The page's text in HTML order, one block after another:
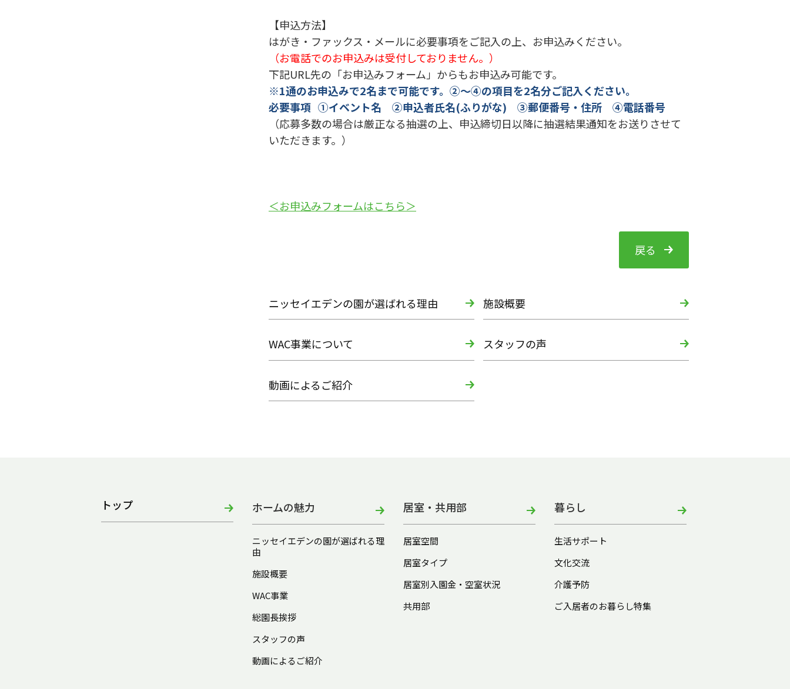
【申込方法】
はがき・ファックス・メールに必要事項をご記入の上、お申込みください。
（お電話でのお申込みは受付しておりません。）
下記URL先の「お申込みフォーム」からもお申込み可能です。
※1通のお申込みで2名まで可能です。②～④の項目を2名分ご記入ください。
必要事項 ①イベント名 ②申込者氏名(ふりがな) ③郵便番号・住所 ④電話番号
（応募多数の場合は厳正なる抽選の上、申込締切日以降に抽選結果通知をお送りさせて
いただきます。）
＜お申込みフォームはこちら＞
戻る
ニッセイエデンの園が選ばれる理由 施設概要
WAC事業について スタッフの声
動画によるご紹介
トップ ホームの魅力
ニッセイエデンの園が選ばれる理
由
施設概要
WAC事業
総園長挨拶
スタッフの声
動画によるご紹介
居室・共用部
居室空間
居室タイプ
居室別入園金・空室状況
共用部
暮らし
生活サポート
文化交流
介護予防
ご入居者のお暮らし特集